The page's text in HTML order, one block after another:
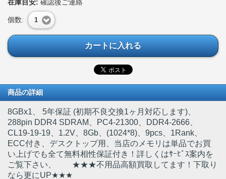
在庫目安: 確認後ご連絡
個数: 1
カートに入れる
商品の詳細
8GBx1 、 5年保証 (初期不良交換1ヶ月対応します)、
288pin DDR4 SDRAM、PC4-21300、DDR4-2666、
CL19-19-19、1.2V、8Gb、(1024*8)、9pcs、1Rank、
ECC付き、デスクトップ用、当店のメモリは単品でお買
い上げでも全て無料相性保証付き！詳しくはｻｰﾋﾞｽ案内を
ご覧下さい、 ★★★不用品高額買取してます！下取り
なら更にUP★★★